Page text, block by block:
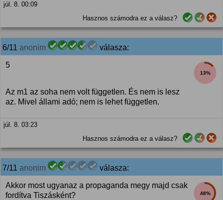
júl. 8. 00:09
Hasznos számodra ez a válasz?
6/11 anonim válasza:
13%
5
Az m1 az soha nem volt független. És nem is lesz
az. Mivel állami adó; nem is lehet független.
júl. 8. 03:23
Hasznos számodra ez a válasz?
7/11 anonim válasza:
48%
Akkor most ugyanaz a propaganda megy majd csak
fordítva Tiszásként?